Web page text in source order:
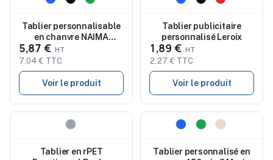
Tablier personnalisable
en chanvre NAIMA
APRON
5,87 €
7,04 € TTC
Voir le produit
Tablier publicitaire
personnalisé Leroix
1,89 €
2,27 € TTC
Voir le produit
Tablier en rPET
Nouveau
Tablier personnalisé en